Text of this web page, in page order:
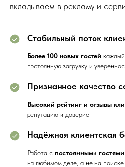
вкладываем в рекламу и
Стабильный поток
Более 100 новых гостей
постоянную загрузку и
Признанное качество
Высокий рейтинг и отзывы
репутацию и доверие
Надёжная клиентская
Работа с постоянными гостями
на любимом деле, а не на поиске